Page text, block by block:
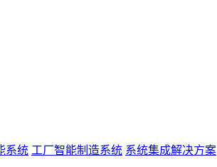
系统 工厂智能制造系统 系统集成解决方案